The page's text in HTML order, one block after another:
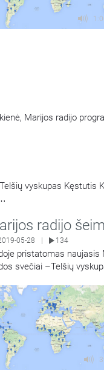
Marijos radijo
vyskupas Kęstutis
radijo
05-28 134
pristatomas naujasis
svečiai –Telšių